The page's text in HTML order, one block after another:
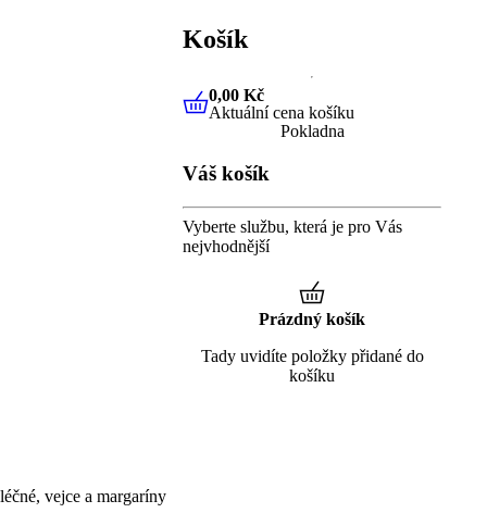
vejce a margaríny
Košík
0,00 KčAktuální cena košíku
0,00 Kč
Aktuální cena košíku
Pokladna
Váš košík
Vyberte službu, která je pro Vás
nejvhodnější
Prázdný košík
Tady uvidíte položky přidané do
košíku